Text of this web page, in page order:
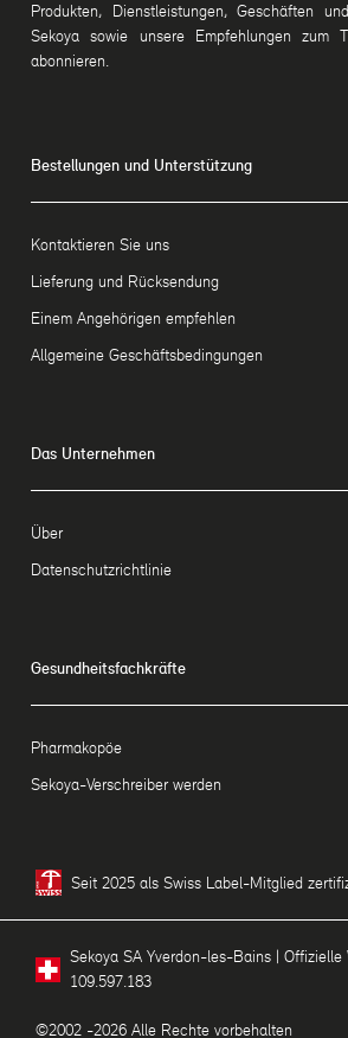
Produkten, Dienstleistungen, Geschäften
Sekoya sowie unsere Empfehlungen zum
abonnieren.
Bestellungen und Unterstützung
Kontaktieren Sie uns
Lieferung und Rücksendung
Einem Angehörigen empfehlen
Allgemeine Geschäftsbedingungen
Das Unternehmen
Über
Datenschutzrichtlinie
Gesundheitsfachkräfte
Pharmakopöe
Sekoya-Verschreiber werden
Seit 2025 als Swiss Label-Mitglied
Sekoya SA Yverdon-les-Bains |
109.597.183
©2002 -2026 Alle Rechte vorbehalten